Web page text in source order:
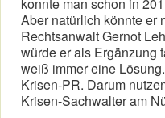
konnte man schon in
Aber natürlich könnte er
Rechtsanwalt Gernot
würde er als Ergänzung
weiß immer eine
Krisen-PR. Darum
Krisen-Sachwalter am